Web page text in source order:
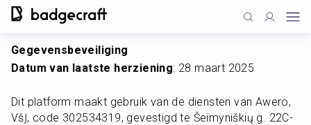
Gegevensbeveiliging
Datum van laatste herziening: 28 maart 2025
Dit platform maakt gebruik van de diensten van Awero,
VšĮ, code 302534319, gevestigd te Šeimyniškių g. 22C-